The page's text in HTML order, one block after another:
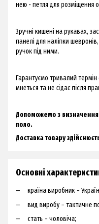
нею - петля для розміщення
Зручні кишені на рукавах,
панелі для наліпки
ручок під ними.
Гарантуємо тривалий
мнеться та не сідає після
Допоможемо з
поло.
Доставка товару
Основні
країна виробник –
вид виробу – тактичне
стать – чоловіча;